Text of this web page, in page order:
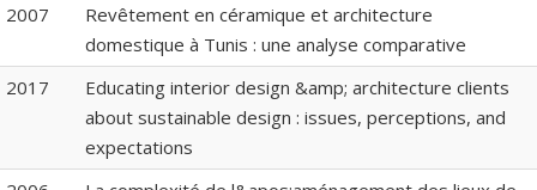
2007
Revêtement en céramique et architecture
domestique à Tunis : une analyse comparative
2017
Educating interior design &amp; architecture clients
about sustainable design : issues, perceptions, and
expectations